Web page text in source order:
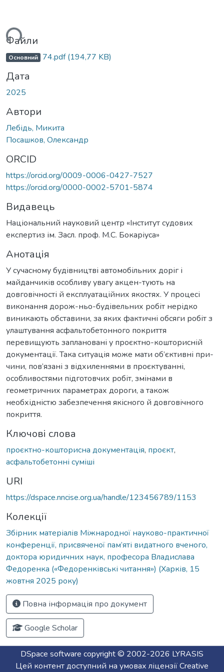
Файли
Основний 74.pdf(194,77 KB)
Дата
2025
Автори
Лебідь, Микита
Посашков, Олександр
ORCID
https://orcid.org/0009-0006-0427-7527
https://orcid.org/0000-0002-5701-5874
Видавець
Національний науковий центр «Інститут судових
експертиз ім. Засл. проф. М.С. Бокаріуса»
Анотація
У сучасному будівництві автомобільних доріг і
майданчиків особливу увагу акцен-тують на
довговічності й експлуатаційних якостях. У процесі
виконання дорож-ньо-будівельних робіт нерідко
виникають обставини, за яких фактичні обсяги робіт з
улаштування асфальтобетонного покриття
перевищують заплановані у проєктно-кошторисній
документації. Така ситуація може мати об’єктивні при-
чини, пов’язані з відхиленнями в проєктуванні,
особливостями підготовчих робіт, змінами в
геометричних параметрах дороги, а також
необхідністю забезпечення якісного й довговічного
покриття.
Ключові слова
проєктно-кошторисна документація, проєкт,
асфальтобетонні суміші
URI
https://dspace.nncise.org.ua/handle/123456789/1153
Колекції
Збірник матеріалів Міжнародної науково-практичної
конференції, присвяченої пам’яті видатного вченого,
доктора юридичних наук, професора Владислава
Федоренка («Федоренківські читання») (Харків, 15
жовтня 2025 року)
Повна інформація про документ
Google Scholar
DSpace software copyright © 2002-2026 LYRASIS
Цей контент доступний на умовах ліцензіїCreative